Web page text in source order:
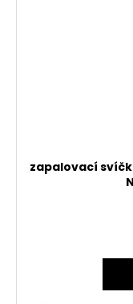
zapalovací svíčka